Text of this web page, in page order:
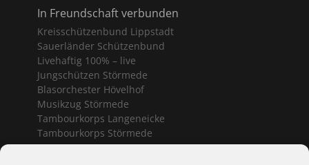
In Freundschaft verbunden
Kreisschützenbund Lippstadt
Sauerländer Schützenbund
Livehaftig 100% – live
Jungschützen Störmede
Blasorchester Hövelhof
Musikzug Störmede
Tambourkorps Langeneicke
Tambourkorps Störmede